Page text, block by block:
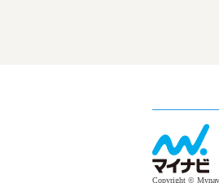
Copyright ©